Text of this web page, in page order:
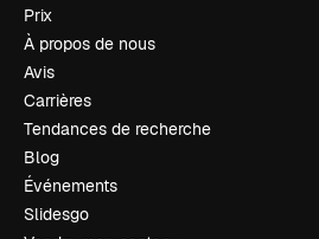
Prix
À propos de nous
Avis
Carrières
Tendances de recherche
Blog
Événements
Slidesgo